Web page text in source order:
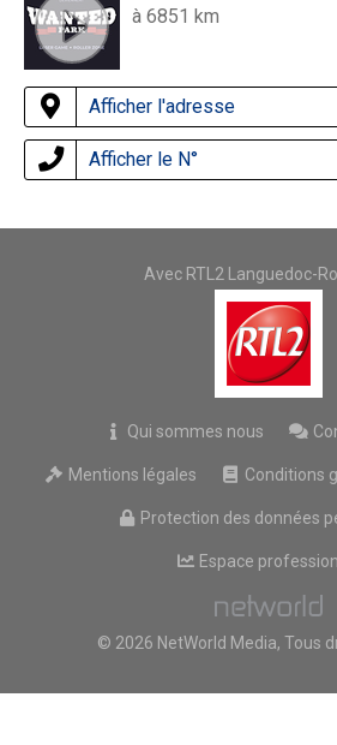
à 6851 km
Afficher l'adresse
Afficher le N°
Avec RTL2 Languedoc-
Qui sommes nous
Mentions légales Conditions
Protection des données
Espace
© 2026 NetWorld Media, Tous